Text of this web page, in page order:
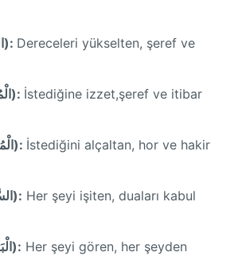
24. er-Râfi (الرَّافِعُ): Dereceleri yükselten, şeref ve
25. el-Muizz (الْمُعِزُّ): İstediğine izzet,şeref ve itibar
26. el-Müzill (الْمُذِلُّ): İstediğini alçaltan, hor ve hakir
27. es-Semî(السَّمِيعُ): Her şeyi işiten, duaları kabul
28. el-Basîr (الْبَصِيرُ): Her şeyi gören, her şeyden